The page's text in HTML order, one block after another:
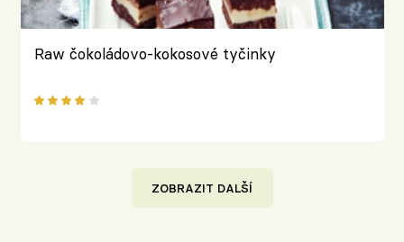
Raw čokoládovo-kokosové tyčinky
ZOBRAZIT DALŠÍ